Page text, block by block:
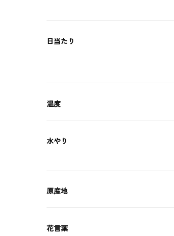
日当たり
温度
水やり
原産地
花言葉